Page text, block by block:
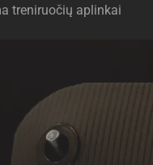
treniruočių aplinkai